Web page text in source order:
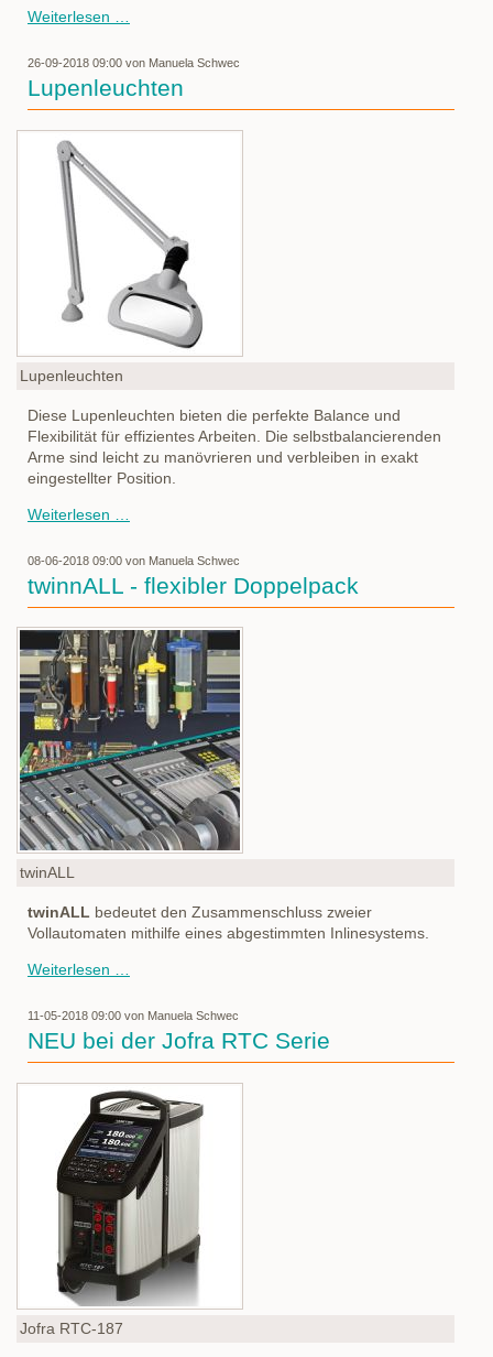
Weiterlesen …
heiße
Aufgaben
26-09-2018 09:00 von Manuela Schwec
Lupenleuchten
Lupenleuchten
Diese Lupenleuchten bieten die perfekte Balance und
Flexibilität für effizientes Arbeiten. Die selbstbalancierenden
Arme sind leicht zu manövrieren und verbleiben in exakt
eingestellter Position.
Weiterlesen …
08-06-2018 09:00 von Manuela Schwec
twinnALL - flexibler Doppelpack
twinALL
twinALL bedeutet den Zusammenschluss zweier
Vollautomaten mithilfe eines abgestimmten Inlinesystems.
Weiterlesen …
flexibler
Doppelpack
11-05-2018 09:00 von Manuela Schwec
NEU bei der Jofra RTC Serie
Jofra RTC-187